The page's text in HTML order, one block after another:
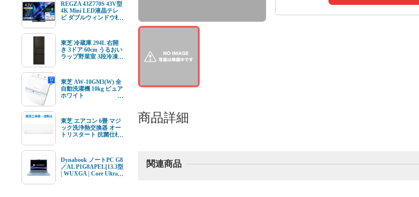
商品詳細
関連商品
REGZA 43Z770S 43V型
4K Mini LED液晶テレ
ビ ダブルウィンドウ機
ルチューナー内蔵
東芝 冷蔵庫 294L 右開
き 3ドア 60cm うるおい
ラップ野菜室 3段冷凍
東芝 AW-10GM3(W) 全
自動洗濯機 10kg ピュア
ホワイト
東芝 エアコン 6畳 マジ
ック洗浄熱交換器 オー
トリスタート 抗菌仕様
ル 標準工事費込 単相
100V 15Aタイプ
Dynabook ノートPC G8
／AL P1G8APEL[13.3型
| WUXGA | Core Ultra 7